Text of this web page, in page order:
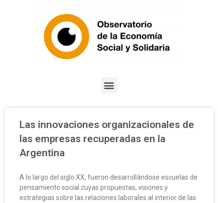
Las innovaciones organizacionales de
las empresas recuperadas en la
Argentina
A lo largo del siglo XX, fueron desarrollándose escuelas de
pensamiento social cuyas propuestas, visiones y
estrategias sobre las relaciones laborales al interior de las